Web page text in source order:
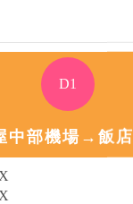
D1
中部機場→飯店
X
X